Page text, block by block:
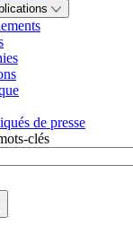
de presse
clés